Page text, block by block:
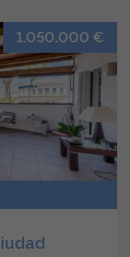
1.050.000 €